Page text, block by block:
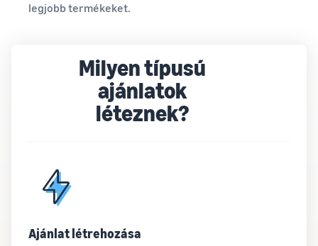
legjobb termékeket.
Milyen típusú
ajánlatok
léteznek?
Ajánlat létrehozása